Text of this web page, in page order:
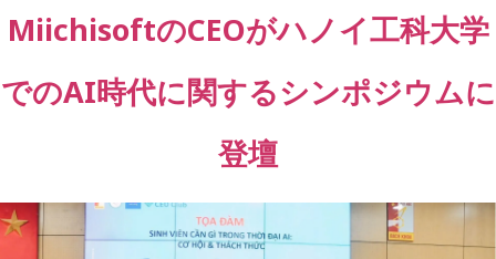
MiichisoftのCEOがハノイ工科大学
でのAI時代に関するシンポジウムに
登壇